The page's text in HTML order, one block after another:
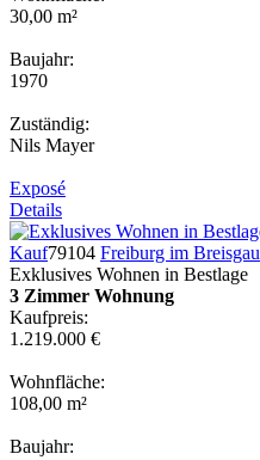
30,00 m²
Baujahr:
1970
Zuständig:
Nils Mayer
Exposé
Details
Kauf79104 Freiburg im Breisgau
Exklusives Wohnen in Bestlage
3 Zimmer Wohnung
Kaufpreis:
1.219.000 €
Wohnfläche:
108,00 m²
Baujahr: